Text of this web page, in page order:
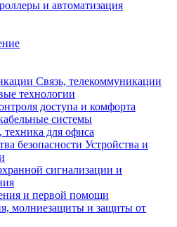
и автоматизация
Связь, телекоммуникации
технологии
доступа и комфорта
системы
для офиса
Устройства и
сигнализации и
и первой помощи
молниезащиты и защиты от